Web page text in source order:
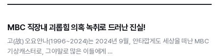
MBC 직장내 괴롭힘 의혹 녹취로 드러난 진실!
사회
MBC 직장내 괴롭힘 의혹 녹취로 드러난 진실!
고(故) 오요안나(1996~2024)는 2024년 9월, 안타깝게도 세상을 떠난 MBC
기상캐스터로, 그야말로 많은 이들에게 …